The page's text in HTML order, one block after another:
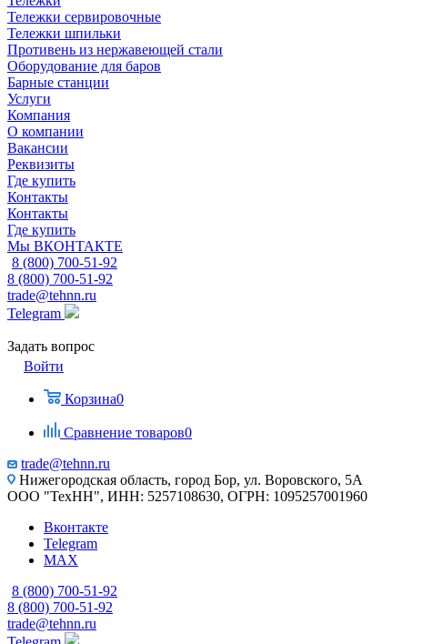
Тележки сервировочные
Тележки шпильки
Противень из нержавеющей стали
Оборудование для баров
Барные станции
Услуги
Компания
О компании
Вакансии
Реквизиты
Где купить
Контакты
Контакты
Где купить
Мы ВКОНТАКТЕ
8 (800) 700-51-92
8 (800) 700-51-92
trade@tehnn.ru
Telegram
Задать вопрос
Войти
Корзина0
Сравнение товаров0
trade@tehnn.ru
Нижегородская область, город Бор, ул. Воровского, 5А
ООО "ТехНН", ИНН: 5257108630, ОГРН: 1095257001960
Вконтакте
Telegram
MAX
8 (800) 700-51-92
8 (800) 700-51-92
trade@tehnn.ru